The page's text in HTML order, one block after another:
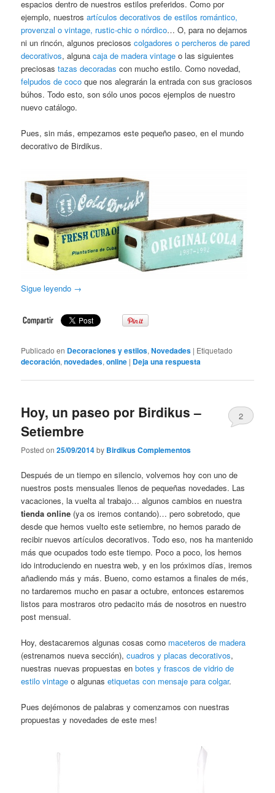
espacios dentro de nuestros estilos preferidos. Como por
ejemplo, nuestrosartículos decorativos de estilos romántico,
provenzal o vintage, rustic-chic o nórdico… O, para no dejarnos
ni un rincón, algunos preciososcolgadores o percheros de pared
decorativos, algunacaja de madera vintage o las siguientes
preciosastazas decoradas con mucho estilo. Como novedad,
felpudos de coco que nos alegrarán la entrada con sus graciosos
búhos. Todo esto, son sólo unos pocos ejemplos de nuestro
nuevo catálogo.
Pues, sin más, empezamos este pequeño paseo, en el mundo
decorativo de Birdikus.
Sigue leyendo →
Publicado en Decoraciones y estilos,Novedades | Etiquetado
decoración,novedades,online | Deja una respuesta
Hoy, un paseo por Birdikus –
Setiembre
Posted on25/09/2014by Birdikus Complementos
2
Después de un tiempo en silencio, volvemos hoy con uno de
nuestros posts mensuales llenos de pequeñas novedades. Las
vacaciones, la vuelta al trabajo… algunos cambios en nuestra
tienda online (ya os iremos contando)… pero sobretodo, que
desde que hemos vuelto este setiembre, no hemos parado de
recibir nuevos artículos decorativos. Todo eso, nos ha mantenido
más que ocupados todo este tiempo. Poco a poco, los hemos
ido introduciendo en nuestra web, y en los próximos días, iremos
añadiendo más y más. Bueno, como estamos a finales de més,
no tardaremos mucho en pasar a octubre, entonces estaremos
listos para mostraros otro pedacito más de nosotros en nuestro
post mensual.
Hoy, destacaremos algunas cosas como maceteros de madera
(estrenamos nueva sección),cuadros y placas decorativos,
nuestras nuevas propuestas enbotes y frascos de vidrio de
estilo vintage o algunasetiquetas con mensaje para colgar.
Pues dejémonos de palabras y comenzamos con nuestras
propuestas y novedades de este mes!